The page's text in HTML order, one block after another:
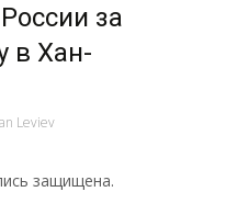
за
в Хан-
Leviev
защищена.